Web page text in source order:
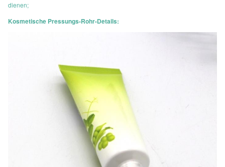
dienen;
Kosmetische Pressungs-Rohr-Details: